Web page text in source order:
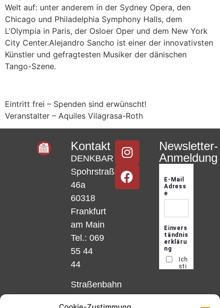
Welt auf: unter anderem in der Sydney Opera, den
Chicago und Philadelphia Symphony Halls, dem
L’Olympia in Paris, der Osloer Oper und dem New York
City Center.Alejandro Sancho ist einer der innovativsten
Künstler und gefragtesten Musiker der dänischen
Tango-Szene.
Eintritt frei – Spenden sind erwünscht!
Veranstalter – Aquiles Vilagrasa-Roth
Kontakt
DENKBAR
Spohrstraße
46a
60318
Frankfurt
am Main
Tel.: 069
55 44
44
Straßenbahn
Newsletter-
Anmeldung